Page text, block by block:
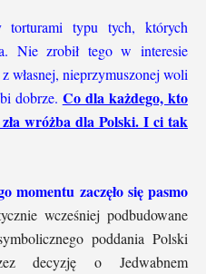
torturami typu tych, których
Nie zrobił tego w interesie
własnej, nieprzymuszonej woli
dobrze. Co dla każdego, kto
zła wróżba dla Polski. I ci tak
momentu zaczęło się pasmo
wcześniej podbudowane
poddania Polski
decyzję o Jedwabnem